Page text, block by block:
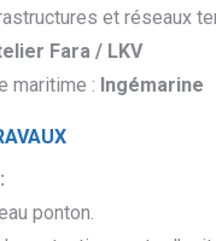
et réseaux
Fara / LKV
maritime : Ingémarine
ponton.